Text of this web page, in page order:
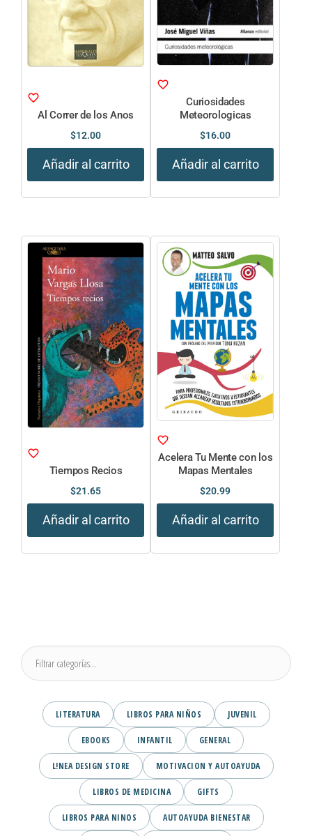
Al Correr de los Anos
$12.00
Añadir al carrito
Curiosidades
Meteorologicas
$16.00
Añadir al carrito
Tiempos Recios
$21.65
Añadir al carrito
Acelera Tu Mente con los
Mapas Mentales
$20.99
Añadir al carrito
LITERATURA LIBROS PARA NIÑOS JUVENIL
EBOOKS INFANTIL GENERAL
L!NEA DESIGN STORE MOTIVACION Y AUTOAYUDA
LIBROS DE MEDICINA GIFTS
LIBROS PARA NINOS AUTOAYUDA BIENESTAR